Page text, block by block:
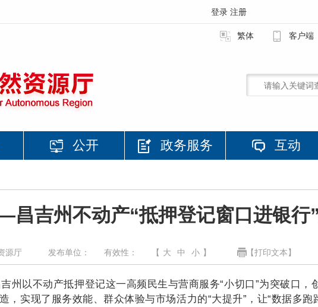
登录 注册
繁体 客户端
公开 政务服务 互动
吉州不动产“抵押登记窗口进银行
源厅 发布单位： 有效性： 【 大 中 小 】 【打印文本】
州以不动产抵押登记这一高频民生与营商服务“小切口”为突破口，
实现了服务效能、群众体验与市场活力的“大提升”，让“数据多跑